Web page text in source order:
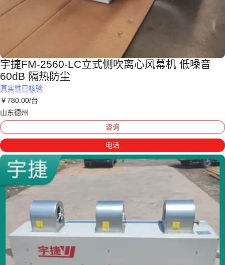
宇捷FM-2560-LC立式侧吹离心风幕机 低噪音
60dB 隔热防尘
真实性已核验
￥780 .00/台
山东德州
咨询
电话